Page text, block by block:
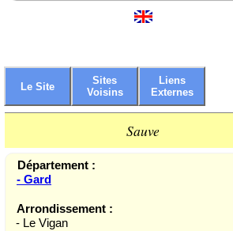
Le Site
Sites
Voisins
Liens
Externes
Sauve
Département :
- Gard
Arrondissement :
- Le Vigan